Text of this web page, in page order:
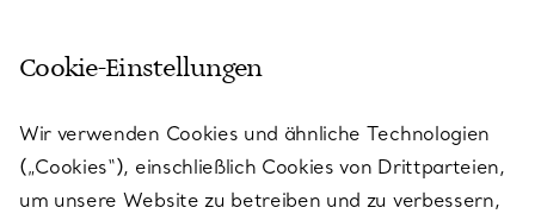
KUNDENSERVICE
SERVICES
Cookie-Einstellungen
Wir verwenden Cookies und ähnliche Technologien
(„Cookies“), einschließlich Cookies von Drittparteien,
um unsere Website zu betreiben und zu verbessern,